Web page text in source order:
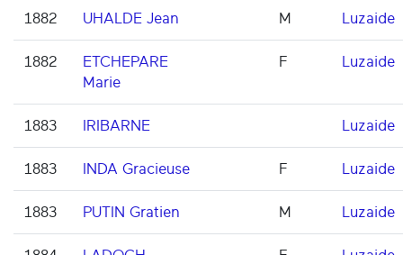
1882 UHALDE Jean M Luzaide
1882
ETCHEPARE
Marie
F Luzaide
1883 IRIBARNE Luzaide
1883 INDA Gracieuse F Luzaide
1883 PUTIN Gratien M Luzaide